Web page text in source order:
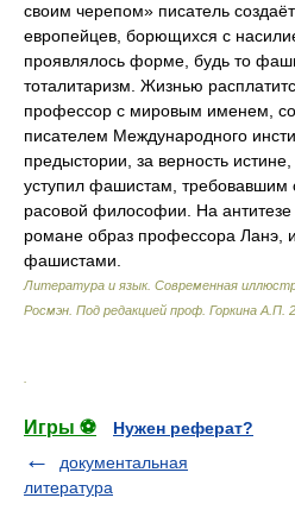
своим черепом» писатель
европейцев, борющихся с
проявлялось форме, будь то
тоталитаризм. Жизнью
профессор с мировым именем,
писателем Международного
предыстории, за верность
уступил фашистам, требовавшим
расовой философии. На
романе образ профессора Ланэ,
фашистами.
Литература и язык. Современная
Росмэн Под редакцией проф. Горкина А.П.
Игры ⚽
Нужен реферат?
документальная
литература